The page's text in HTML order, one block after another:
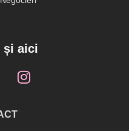
și aici